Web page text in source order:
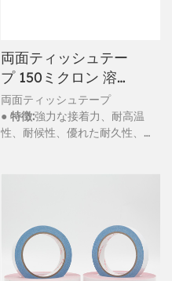
両面ティッシュテー
プ 150ミクロン 溶剤
ベース
両面ティッシュテープ
● 特徴:強力な接着力、耐高温
性、耐候性、優れた耐久性、防